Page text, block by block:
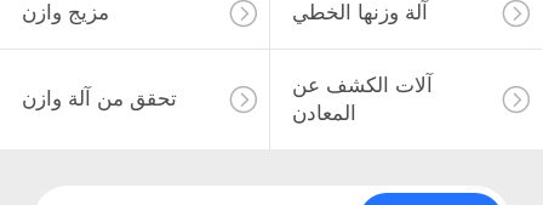
مزيج وازن آلة وزنها الخطي
تحقق من آلة وازن
آلات الكشف عن
المعادن